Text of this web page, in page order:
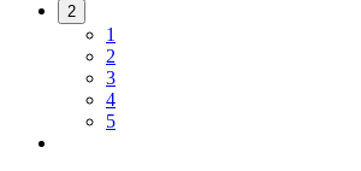
2
1
2
3
4
5